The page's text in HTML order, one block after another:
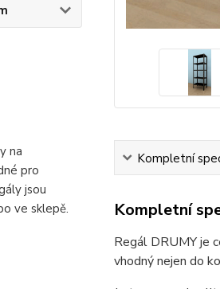
na
pro
jsou
ve sklepě.
Kompletní
Kompletní
Regál DRUMY je
vhodný nejen do